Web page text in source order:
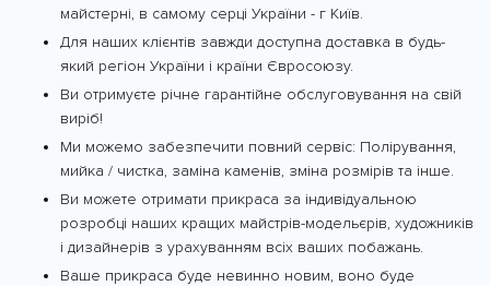
майстерні, в самому серці України - г Київ.
Для наших клієнтів завжди доступна доставка в будь-
який регіон України і країни Євросоюзу.
Ви отримуєте річне гарантійне обслуговування на свій
виріб!
Ми можемо забезпечити повний сервіс: Полірування,
мийка / чистка, заміна каменів, зміна розмірів та інше.
Ви можете отримати прикраса за індивідуальною
розробці наших кращих майстрів-модельєрів, художників
і дизайнерів з урахуванням всіх ваших побажань.
Ваше прикраса буде невинно новим, воно буде